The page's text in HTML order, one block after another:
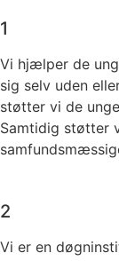
1
​Vi hjælper de
sig selv uden
støtter vi de
Samtidig støtter
2
Vi er en